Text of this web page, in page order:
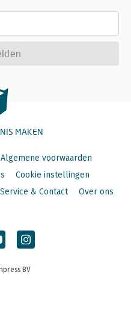
MAKEN
Algemene voorwaarden
Cookie instellingen
Service & Contact Over ons
BV